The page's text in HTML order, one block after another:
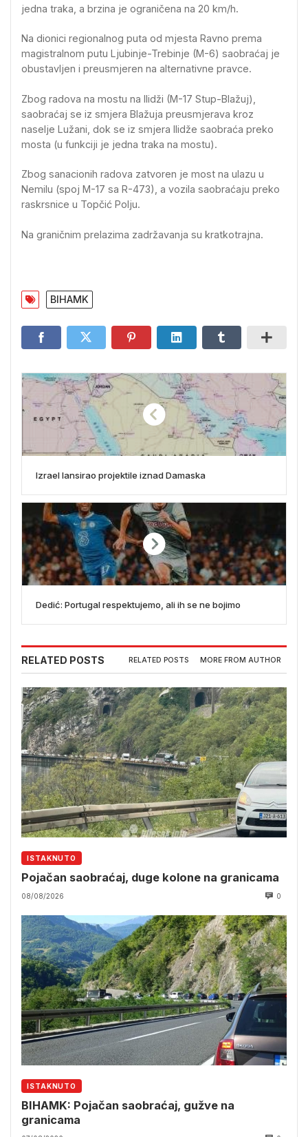
jedna traka, a brzina je ograničena na 20 km/h.
Na dionici regionalnog puta od mjesta Ravno prema
magistralnom putu Ljubinje-Trebinje (M-6) saobraćaj je
obustavljen i preusmjeren na alternativne pravce.
Zbog radova na mostu na Ilidži (M-17 Stup-Blažuj),
saobraćaj se iz smjera Blažuja preusmjerava kroz
naselje Lužani, dok se iz smjera Ilidže saobraća preko
mosta (u funkciji je jedna traka na mostu).
Zbog sanacionih radova zatvoren je most na ulazu u
Nemilu (spoj M-17 sa R-473), a vozila saobraćaju preko
raskrsnice u Topčić Polju.
Na graničnim prelazima zadržavanja su kratkotrajna.
BIHAMK
Izrael lansirao projektile iznad Damaska
Dedić: Portugal respektujemo, ali ih se ne bojimo
RELATED POSTS RELATED POSTS MORE FROM AUTHOR
ISTAKNUTO
Pojačan saobraćaj, duge kolone na granicama
08/08/2026 0
ISTAKNUTO
BIHAMK: Pojačan saobraćaj, gužve na
granicama